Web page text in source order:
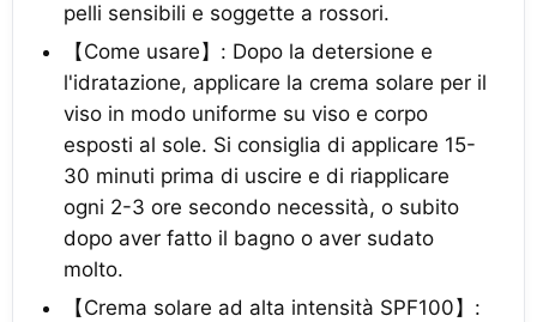
pelli sensibili e soggette a rossori.
【Come usare】: Dopo la detersione e
l'idratazione, applicare la crema solare per il
viso in modo uniforme su viso e corpo
esposti al sole. Si consiglia di applicare 15-
30 minuti prima di uscire e di riapplicare
ogni 2-3 ore secondo necessità, o subito
dopo aver fatto il bagno o aver sudato
molto.
【Crema solare ad alta intensità SPF100】: